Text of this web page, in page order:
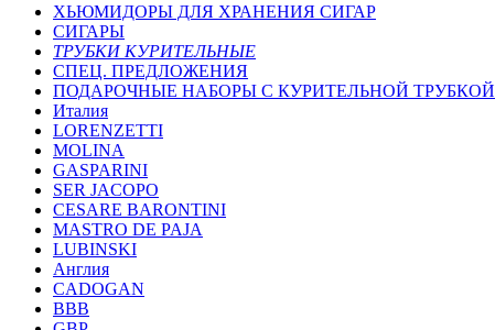
ХЬЮМИДОРЫ ДЛЯ ХРАНЕНИЯ СИГАР
СИГАРЫ
ТРУБКИ КУРИТЕЛЬНЫЕ
СПЕЦ. ПРЕДЛОЖЕНИЯ
ПОДАРОЧНЫЕ НАБОРЫ С КУРИТЕЛЬНОЙ ТРУБКОЙ
Италия
LORENZETTI
MOLINA
GASPARINI
SER JACOPO
CESARE BARONTINI
MASTRO DE PAJA
LUBINSKI
Англия
CADOGAN
BBB